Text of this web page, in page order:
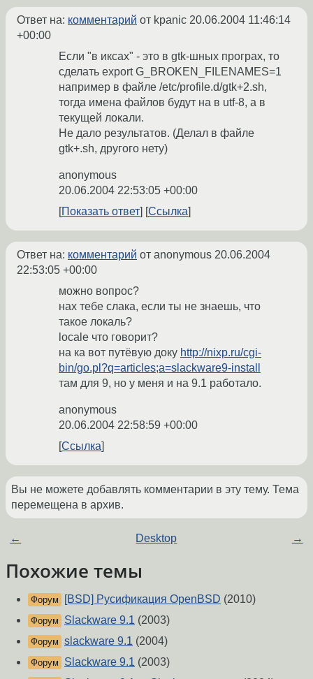
Ответ на: комментарий от kpanic 20.06.2004 11:46:14
+00:00
Если "в иксах" - это в gtk-шных програх, то
сделать export G_BROKEN_FILENAMES=1
например в файле /etc/profile.d/gtk+2.sh,
тогда имена файлов будут на в utf-8, а в
текущей локали.
Не дало результатов. (Делал в файле
gtk+.sh, другого нету)
anonymous
20.06.2004 22:53:05 +00:00
Показать ответ
Ссылка
Ответ на: комментарий от anonymous 20.06.2004
22:53:05 +00:00
можно вопрос?
нах тебе слака, если ты не знаешь, что
такое локаль?
locale что говорит?
на ка вот путёвую доку http://nixp.ru/cgi-
bin/go.pl?q=articles;a=slackware9-install
там для 9, но у меня и на 9.1 работало.
anonymous
20.06.2004 22:58:59 +00:00
Ссылка
Вы не можете добавлять комментарии в эту тему. Тема
перемещена в архив.
← Desktop →
Похожие темы
Форум [BSD] Русификация OpenBSD (2010)
Форум Slackware 9.1 (2003)
Форум slackware 9.1 (2004)
Форум Slackware 9.1 (2003)